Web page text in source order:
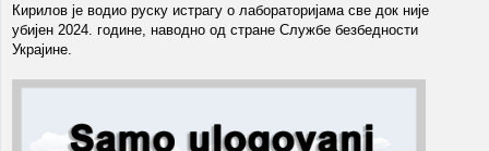
Кирилов је водио руску истрагу о лабораторијама све док није
убијен 2024. године, наводно од стране Службе безбедности
Украјине.